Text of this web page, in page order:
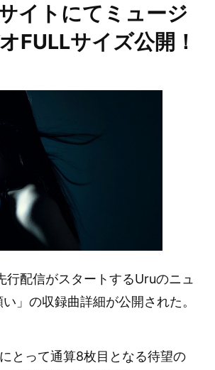
イトにてミュージ
FULLサイズ公開！
行配信がスタートするUruのニュ
」の収録曲詳細が公開された。
とって通算8枚目となる待望の